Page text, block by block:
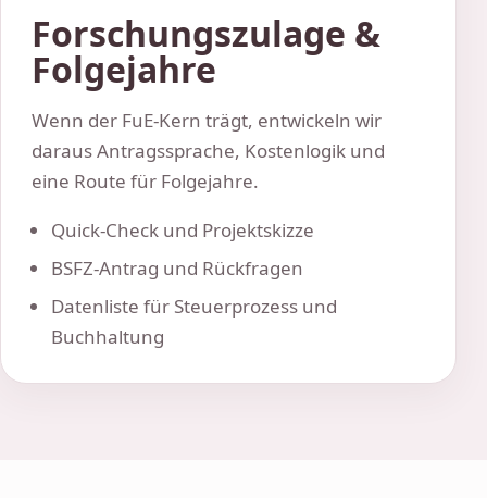
Forschungszulage &
Folgejahre
Wenn der FuE-Kern trägt, entwickeln wir
daraus Antragssprache, Kostenlogik und
eine Route für Folgejahre.
Quick-Check und Projektskizze
BSFZ-Antrag und Rückfragen
Datenliste für Steuerprozess und
Buchhaltung